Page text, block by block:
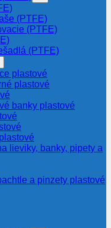
(PTFE)
(PTFE)
(PTFE)
plastové
plastové
banky plastové
lieviky, banky, pipety a
a pinzety plastové